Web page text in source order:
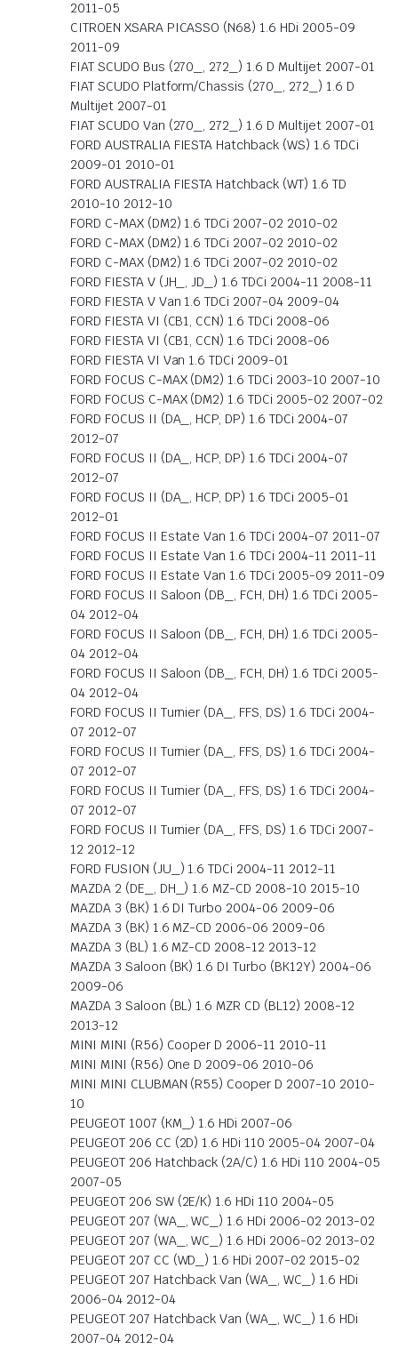
2011-05
CITROEN XSARA PICASSO (N68) 1.6 HDi 2005-09
2011-09
FIAT SCUDO Bus (270_, 272_) 1.6 D Multijet 2007-01
FIAT SCUDO Platform/Chassis (270_, 272_) 1.6 D
Multijet 2007-01
FIAT SCUDO Van (270_, 272_) 1.6 D Multijet 2007-01
FORD AUSTRALIA FIESTA Hatchback (WS) 1.6 TDCi
2009-01 2010-01
FORD AUSTRALIA FIESTA Hatchback (WT) 1.6 TD
2010-10 2012-10
FORD C-MAX (DM2) 1.6 TDCi 2007-02 2010-02
FORD C-MAX (DM2) 1.6 TDCi 2007-02 2010-02
FORD C-MAX (DM2) 1.6 TDCi 2007-02 2010-02
FORD FIESTA V (JH_, JD_) 1.6 TDCi 2004-11 2008-11
FORD FIESTA V Van 1.6 TDCi 2007-04 2009-04
FORD FIESTA VI (CB1, CCN) 1.6 TDCi 2008-06
FORD FIESTA VI (CB1, CCN) 1.6 TDCi 2008-06
FORD FIESTA VI Van 1.6 TDCi 2009-01
FORD FOCUS C-MAX (DM2) 1.6 TDCi 2003-10 2007-10
FORD FOCUS C-MAX (DM2) 1.6 TDCi 2005-02 2007-02
FORD FOCUS II (DA_, HCP, DP) 1.6 TDCi 2004-07
2012-07
FORD FOCUS II (DA_, HCP, DP) 1.6 TDCi 2004-07
2012-07
FORD FOCUS II (DA_, HCP, DP) 1.6 TDCi 2005-01
2012-01
FORD FOCUS II Estate Van 1.6 TDCi 2004-07 2011-07
FORD FOCUS II Estate Van 1.6 TDCi 2004-11 2011-11
FORD FOCUS II Estate Van 1.6 TDCi 2005-09 2011-09
FORD FOCUS II Saloon (DB_, FCH, DH) 1.6 TDCi 2005-
04 2012-04
FORD FOCUS II Saloon (DB_, FCH, DH) 1.6 TDCi 2005-
04 2012-04
FORD FOCUS II Saloon (DB_, FCH, DH) 1.6 TDCi 2005-
04 2012-04
FORD FOCUS II Turnier (DA_, FFS, DS) 1.6 TDCi 2004-
07 2012-07
FORD FOCUS II Turnier (DA_, FFS, DS) 1.6 TDCi 2004-
07 2012-07
FORD FOCUS II Turnier (DA_, FFS, DS) 1.6 TDCi 2004-
07 2012-07
FORD FOCUS II Turnier (DA_, FFS, DS) 1.6 TDCi 2007-
12 2012-12
FORD FUSION (JU_) 1.6 TDCi 2004-11 2012-11
MAZDA 2 (DE_, DH_) 1.6 MZ-CD 2008-10 2015-10
MAZDA 3 (BK) 1.6 DI Turbo 2004-06 2009-06
MAZDA 3 (BK) 1.6 MZ-CD 2006-06 2009-06
MAZDA 3 (BL) 1.6 MZ-CD 2008-12 2013-12
MAZDA 3 Saloon (BK) 1.6 DI Turbo (BK12Y) 2004-06
2009-06
MAZDA 3 Saloon (BL) 1.6 MZR CD (BL12) 2008-12
2013-12
MINI MINI (R56) Cooper D 2006-11 2010-11
MINI MINI (R56) One D 2009-06 2010-06
MINI MINI CLUBMAN (R55) Cooper D 2007-10 2010-
10
PEUGEOT 1007 (KM_) 1.6 HDi 2007-06
PEUGEOT 206 CC (2D) 1.6 HDi 110 2005-04 2007-04
PEUGEOT 206 Hatchback (2A/C) 1.6 HDi 110 2004-05
2007-05
PEUGEOT 206 SW (2E/K) 1.6 HDi 110 2004-05
PEUGEOT 207 (WA_, WC_) 1.6 HDi 2006-02 2013-02
PEUGEOT 207 (WA_, WC_) 1.6 HDi 2006-02 2013-02
PEUGEOT 207 CC (WD_) 1.6 HDi 2007-02 2015-02
PEUGEOT 207 Hatchback Van (WA_, WC_) 1.6 HDi
2006-04 2012-04
PEUGEOT 207 Hatchback Van (WA_, WC_) 1.6 HDi
2007-04 2012-04